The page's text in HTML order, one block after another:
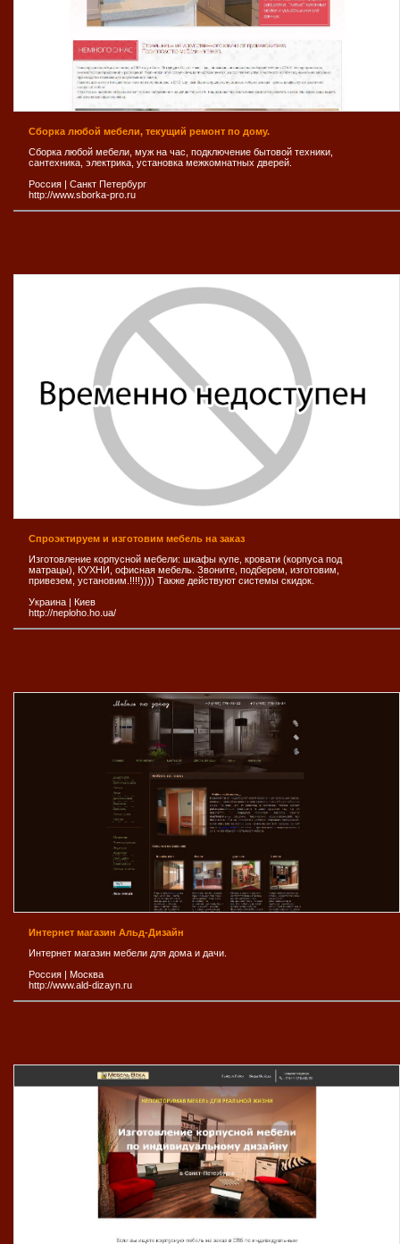
Сборка любой мебели, текущий ремонт по дому.
Сборка любой мебели, муж на час, подключение бытовой техники,
сантехника, электрика, установка межкомнатных дверей.
Россия | Санкт Петербург
http://www.sborka-pro.ru
Спроэктируем и изготовим мебель на заказ
Изготовление корпусной мебели: шкафы купе, кровати (корпуса под
матрацы), КУХНИ, офисная мебель. Звоните, подберем, изготовим,
привезем, установим.!!!!)))) Также действуют системы скидок.
Украина | Киев
http://neploho.ho.ua/
Интернет магазин Альд-Дизайн
Интернет магазин мебели для дома и дачи.
Россия | Москва
http://www.ald-dizayn.ru